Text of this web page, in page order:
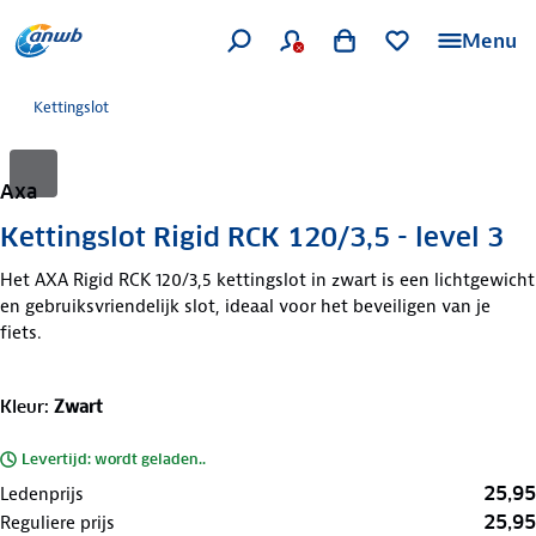
Menu
Kettingslot
Axa
Kettingslot Rigid RCK 120/3,5 - level 3
Het AXA Rigid RCK 120/3,5 kettingslot in zwart is een lichtgewicht
en gebruiksvriendelijk slot, ideaal voor het beveiligen van je
fiets.
Kleur: Zwart
Levertijd: wordt geladen..
Ledenprijs 25,95
Reguliere prijs 25,95